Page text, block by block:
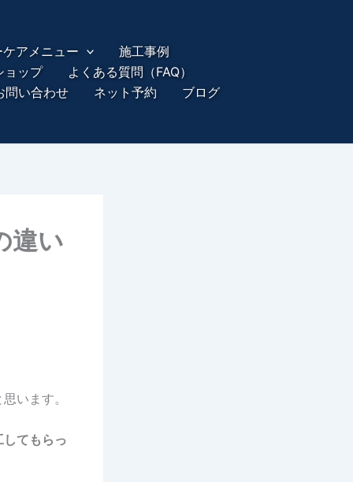
ケアメニュー
施工事例
ョップ
よくある質問（FAQ）
問い合わせ ネット予約 ブログ
違い
います。
てもらっ